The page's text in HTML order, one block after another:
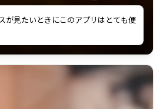
もしろ番組が視聴可能地域外からも見
イント
ていただいております！